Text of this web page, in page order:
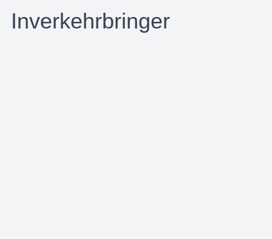
Inverkehrbringer